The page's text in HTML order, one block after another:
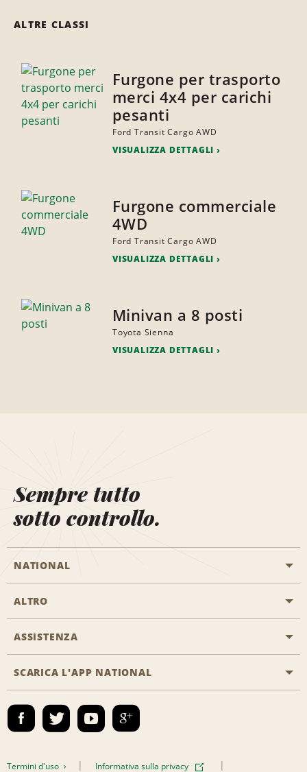
ALTRE CLASSI
Furgone per trasporto
merci 4x4 per carichi
pesanti
Ford Transit Cargo AWD
VISUALIZZA DETTAGLI
Furgone commerciale
4WD
Ford Transit Cargo AWD
VISUALIZZA DETTAGLI
Minivan a 8 posti
Toyota Sienna
VISUALIZZA DETTAGLI
Sempre tutto
sotto controllo.
NATIONAL
Inizia una prenotazione
Programmi business
Emerald Club Accedi
ALTRO
Offerte di lavoro
ASSISTENZA
Accessibilità
Contatti
SCARICA L'APP NATIONAL
Termini d'uso Informativa sulla privacy